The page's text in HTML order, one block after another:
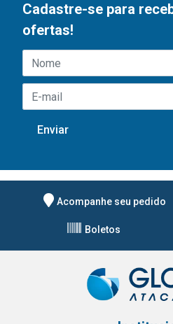
Cadastre-se para
ofertas!
Acompanhe seu pedido
Boletos